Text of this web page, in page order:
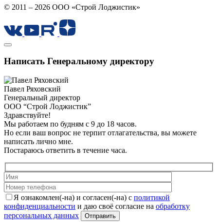
© 2011 – 2026 ООО «Строй Лоджистик»
Написать Генеральному директору
Павел Ряховский
Генеральный директор
ООО “Строй Лоджистик”
Здравствуйте!
Мы работаем по будням с 9 до 18 часов.
Но если ваш вопрос не терпит отлагательства, вы можете
написать лично мне.
Постараюсь ответить в течение часа.
Я ознакомлен(-на) и согласен(-на) с политикой
конфиденциальности и даю своё согласие на обработку
персональных данных